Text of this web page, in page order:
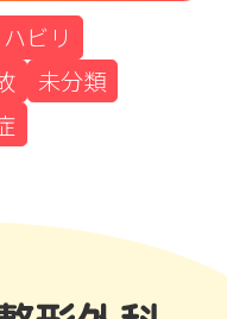
ビリ
未分類